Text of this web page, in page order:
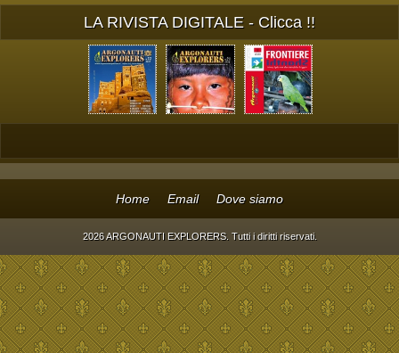
LA RIVISTA DIGITALE - Clicca !!
Home Email Dove siamo
2026 ARGONAUTI EXPLORERS. Tutti i diritti riservati.